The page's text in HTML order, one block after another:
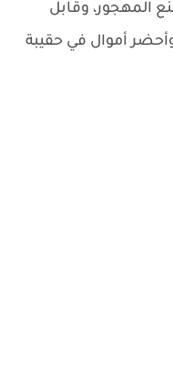
المهجور، وقابل
أموال في حقيبة